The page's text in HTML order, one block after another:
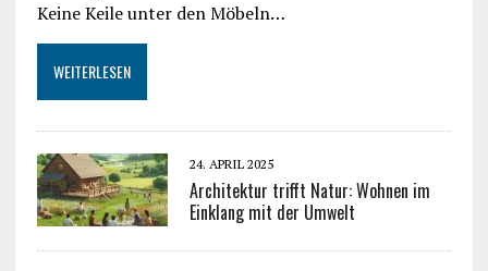
Keine Keile unter den Möbeln…
WEITERLESEN
24. APRIL 2025
Architektur trifft Natur: Wohnen im
Einklang mit der Umwelt